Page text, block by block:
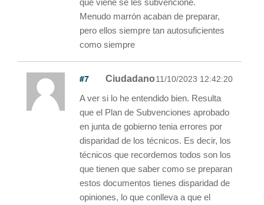
Menudo marrón acaban de preparar,
pero ellos siempre tan autosuficientes
como siempre
#7 Ciudadano11/10/2023 12:42:20
A ver si lo he entendido bien. Resulta
que el Plan de Subvenciones aprobado
en junta de gobierno tenia errores por
disparidad de los técnicos. Es decir, los
técnicos que recordemos todos son los
que tienen que saber como se preparan
estos documentos tienes disparidad de
opiniones, lo que conlleva a que el